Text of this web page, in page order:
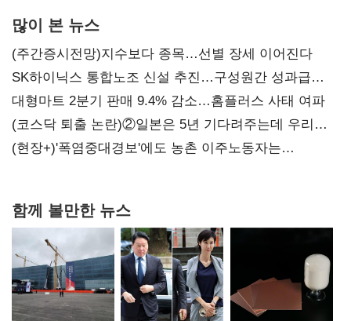
많이 본 뉴스
(주간증시전망)지수보다 종목…선별 장세 이어진다
SK하이닉스 통합노조 신설 추진…구성원간 성과급
불만 확산
대형마트 2분기 판매 9.4% 감소…홈플러스 사태 여파
(코스닥 퇴출 논란)②일본은 5년 기다려주는데 우리는
당장 퇴출?…시간만으론 부족한 코스닥 구하기
(현장+)'폭염중대경보'에도 농촌 이주노동자는
함께 볼만한 뉴스